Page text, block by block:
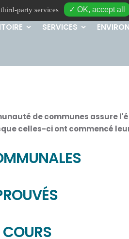
SERVICES
de communes assure
celles-ci ont commencé
COURS
party services ✓ OK, accept all